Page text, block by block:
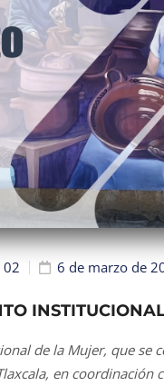
02 6 de marzo de
de la Mujer, que se
en coordinación